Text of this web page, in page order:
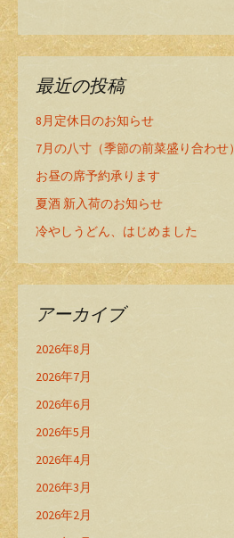
最近の投稿
8月定休日のお知らせ
7月の八寸（季節の前菜盛り合わせ）
お昼の席予約承ります
夏酒 新入荷のお知らせ
冷やしうどん、はじめました
アーカイブ
2026年8月
2026年7月
2026年6月
2026年5月
2026年4月
2026年3月
2026年2月